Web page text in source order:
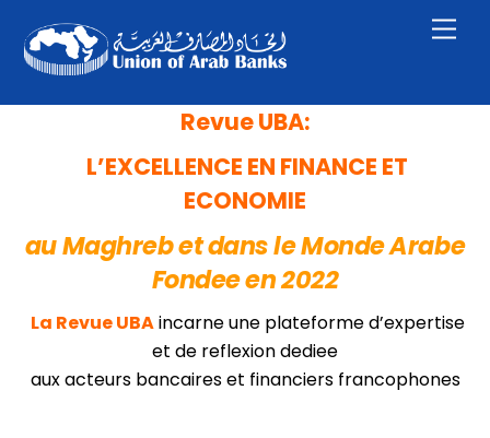
content
Revue UBA:
L’EXCELLENCE EN FINANCE ET
ECONOMIE
au Maghreb et dans le Monde Arabe
Fondee en 2022
La Revue UBAincarne une plateforme d’expertise
et de reflexion dediee
aux acteurs bancaires et financiers francophones